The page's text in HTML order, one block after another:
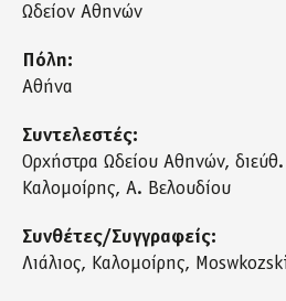
Ωδείον Αθηνών
Πόλη:
Αθήνα
Συντελεστές:
Ορχήστρα Ωδείου Αθηνών,
Καλομοίρης, Α. Βελουδίου
Συνθέτες/Συγγραφείς:
Λιάλιος, Καλομοίρης,